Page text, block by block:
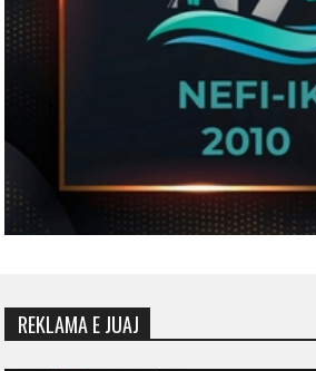
REKLAMA E JUAJ